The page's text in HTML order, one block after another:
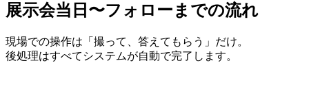
展示会当日〜フォローまでの流れ
現場での操作は「撮って、答えてもらう」だけ。
後処理はすべてシステムが自動で完了します。